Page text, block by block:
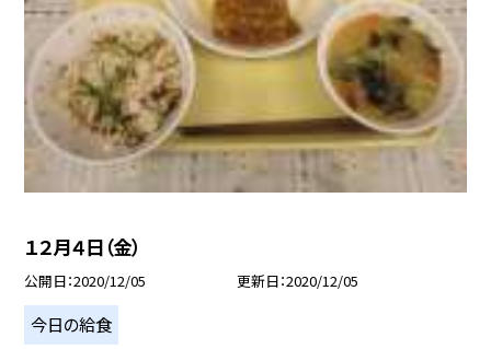
１２月４日（金）
公開日 2020/12/05 更新日 2020/12/05
今日の給食